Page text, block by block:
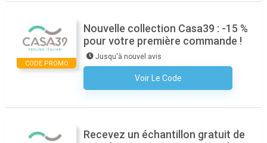
CODE PROMO
Nouvelle collection Casa39 : -15 %
pour votre première commande !
Jusqu'à nouvel avis
Voir Le Code
Aucun Code N'est Nécessaire
Recevez un échantillon gratuit de